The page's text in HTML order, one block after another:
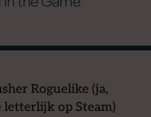
Roguelike (ja,
letterlijk op Steam)